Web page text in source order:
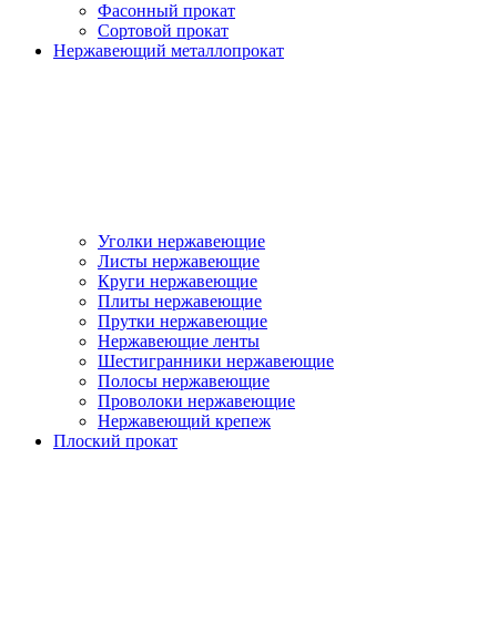
Фасонный прокат
Сортовой прокат
Нержавеющий металлопрокат
Уголки нержавеющие
Листы нержавеющие
Круги нержавеющие
Плиты нержавеющие
Прутки нержавеющие
Нержавеющие ленты
Шестигранники нержавеющие
Полосы нержавеющие
Проволоки нержавеющие
Нержавеющий крепеж
Плоский прокат